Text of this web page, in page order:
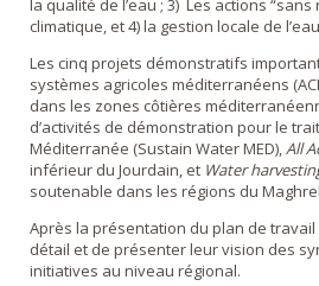
la qualité de l’eau ; 3) Les actions
climatique, et 4) la gestion locale de
Les cinq projets démonstratifs
systèmes agricoles méditerranéens
dans les zones côtières
d’activités de démonstration pour le
Méditerranée (Sustain Water MED),All
inférieur du Jourdain, et Water
soutenable dans les régions du
Après la présentation du plan de travail
détail et de présenter leur vision des
initiatives au niveau régional.